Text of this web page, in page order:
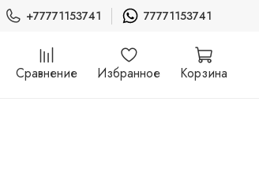
+77771153741 77771153741
Сравнение Избранное Корзина